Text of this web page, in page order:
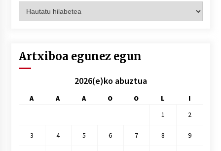
hilez
Artxiboa egunez egun
2026(e)ko abuztua
A A A O O L
I
1
2
3 4 5 6 7 8 9